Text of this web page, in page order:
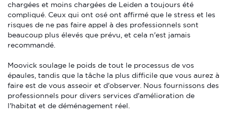
chargées et moins chargées de Leiden a toujours été
compliqué. Ceux qui ont osé ont affirmé que le stress et les
risques de ne pas faire appel à des professionnels sont
beaucoup plus élevés que prévu, et cela n'est jamais
recommandé.
Moovick soulage le poids de tout le processus de vos
épaules, tandis que la tâche la plus difficile que vous aurez à
faire est de vous asseoir et d'observer. Nous fournissons des
professionnels pour divers services d'amélioration de
l'habitat et de déménagement réel.